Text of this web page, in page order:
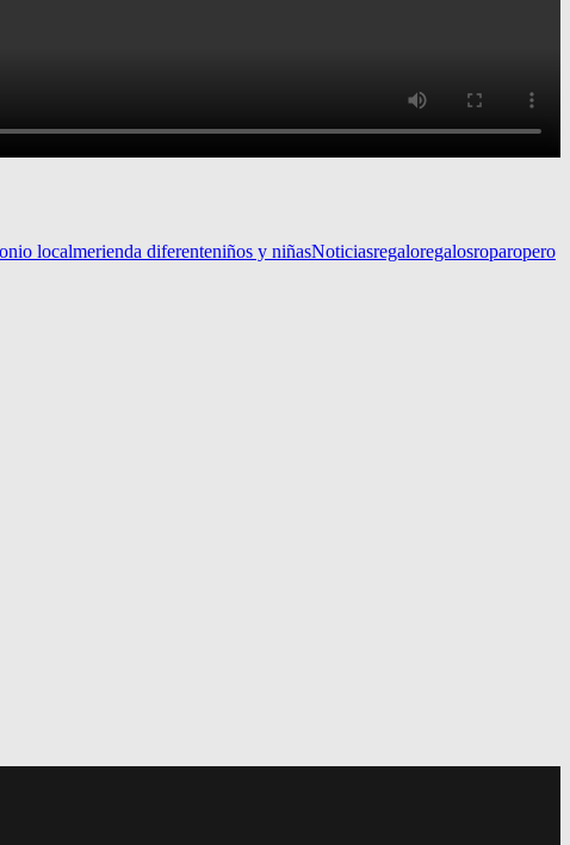
localmerienda diferenteniños y niñasNoticiasregaloregalosroparopero